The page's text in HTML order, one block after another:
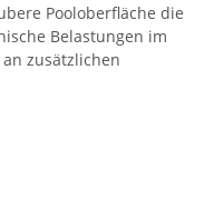
Pooloberfläche die
Belastungen im
zusätzlichen